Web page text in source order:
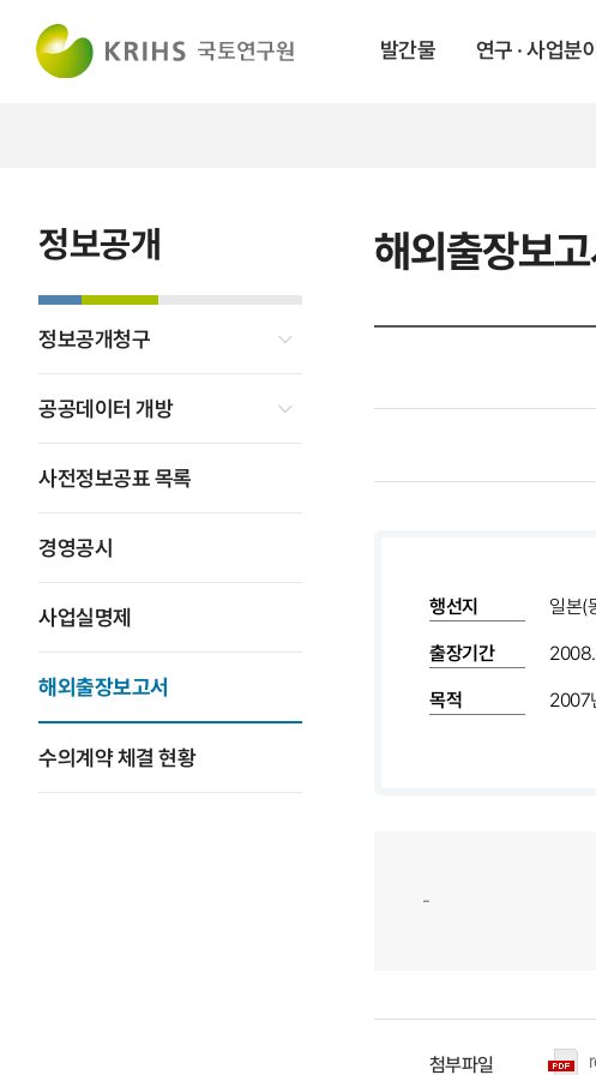
발간물 연구 · 사업분
해외출장보고
정보공개
정보공개청구
공공데이터 개방
사전정보공표 목록
경영공시
사업실명제
해외출장보고서
수의계약 체결 현황
행선지 일본(
출장기간
목적 2007
-
첨부파일